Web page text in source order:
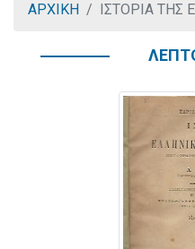
ΑΡΧΙΚΗ ΙΣΤΟΡΙΑ ΤΗΣ